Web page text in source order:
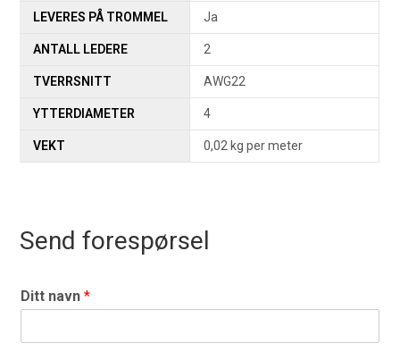
LEVERES PÅ TROMMEL Ja
ANTALL LEDERE 2
TVERRSNITT AWG22
YTTERDIAMETER 4
VEKT 0,02 kg per meter
Send forespørsel
Ditt navn*